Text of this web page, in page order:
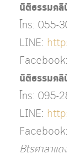
นิติธรรมค
โทร: 055-
LINE:
Facebook:
นิติธรรมค
โทร: 095-
LINE:
Facebook:
Btsศาลาแด